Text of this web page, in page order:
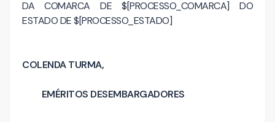
DA COMARCA DE $[PROCESSO_COMARCA] DO
ESTADO DE $[PROCESSO_ESTADO]
COLENDA TURMA,
EMÉRITOS DESEMBARGADORES